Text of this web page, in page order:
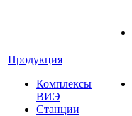
Продукция
Комплексы
ВИЭ
Станции